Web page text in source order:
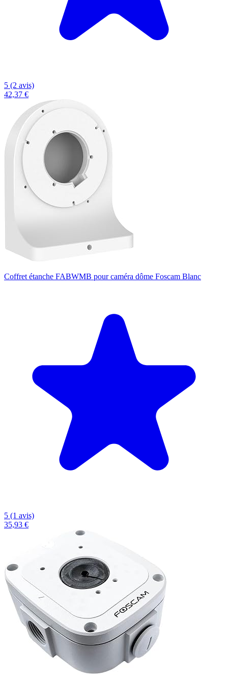
5 (2 avis)
42,37 €
Coffret étanche FABWMB pour caméra dôme Foscam Blanc
5 (1 avis)
35,93 €